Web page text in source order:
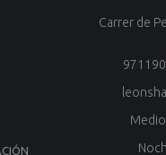
Carrer de